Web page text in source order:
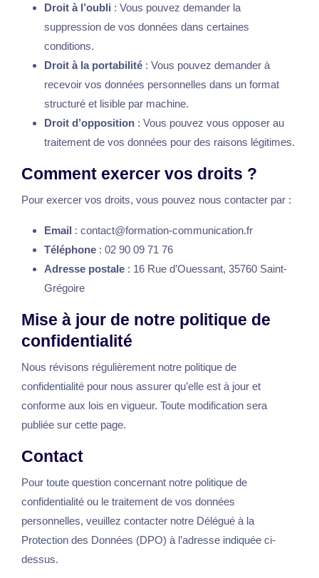
Droit à l’oubli : Vous pouvez demander la
suppression de vos données dans certaines
conditions.
Droit à la portabilité : Vous pouvez demander à
recevoir vos données personnelles dans un format
structuré et lisible par machine.
Droit d’opposition : Vous pouvez vous opposer au
traitement de vos données pour des raisons légitimes.
Comment exercer vos droits ?
Pour exercer vos droits, vous pouvez nous contacter par :
Email : contact@formation-communication.fr
Téléphone : 02 90 09 71 76
Adresse postale : 16 Rue d’Ouessant, 35760 Saint-
Grégoire
Mise à jour de notre politique de
confidentialité
Nous révisons régulièrement notre politique de
confidentialité pour nous assurer qu’elle est à jour et
conforme aux lois en vigueur. Toute modification sera
publiée sur cette page.
Contact
Pour toute question concernant notre politique de
confidentialité ou le traitement de vos données
personnelles, veuillez contacter notre Délégué à la
Protection des Données (DPO) à l’adresse indiquée ci-
dessus.